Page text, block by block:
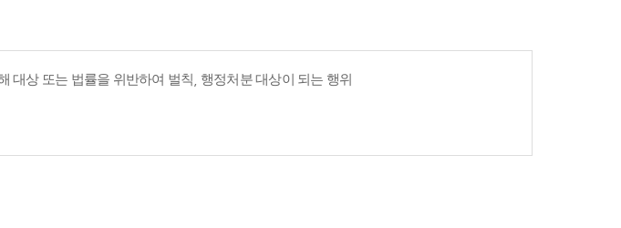
대상 또는 법률을 위반하여 벌칙, 행정처분 대상이 되는 행위